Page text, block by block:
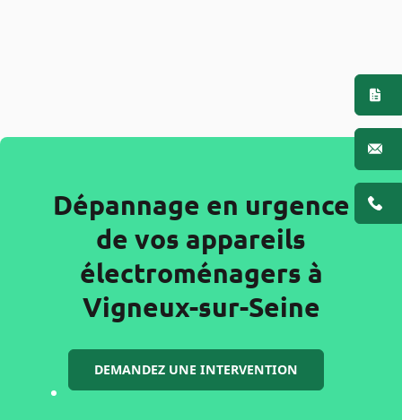
Dépannage en urgence
de vos appareils
électroménagers à
Vigneux-sur-Seine
DEMANDEZ UNE INTERVENTION